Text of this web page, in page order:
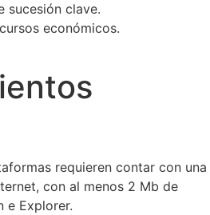
sucesión clave.
económicos.
requieren contar con una
con al menos 2 Mb de
e Explorer.